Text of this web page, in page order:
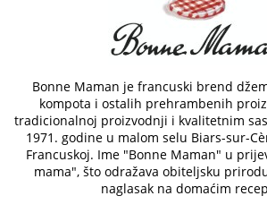
Bonne Maman je francuski brend
kompota i ostalih prehrambenih
tradicionalnoj proizvodnji i kvalitetnim
1971. godine u malom selu Biars-sur-
Francuskoj. Ime "Bonne Maman" u
mama", što odražava obiteljsku
naglasak na domaćim